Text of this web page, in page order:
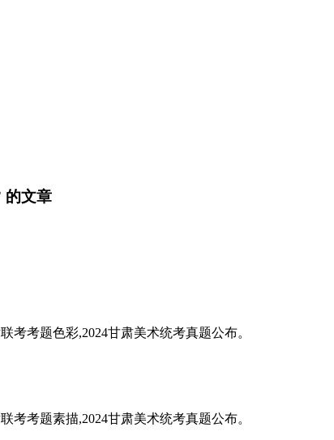
的文章
考考题色彩,2024甘肃美术统考真题公布。
考考题素描,2024甘肃美术统考真题公布。